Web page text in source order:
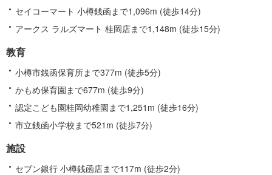
セイコーマート 小樽銭函まで1,096m (徒歩14分)
アークス ラルズマート 桂岡店まで1,148m (徒歩15分)
教育
小樽市銭函保育所まで377m (徒歩5分)
かもめ保育園まで677m (徒歩9分)
認定こども園桂岡幼稚園まで1,251m (徒歩16分)
市立銭函小学校まで521m (徒歩7分)
施設
セブン銀行 小樽銭函店まで117m (徒歩2分)